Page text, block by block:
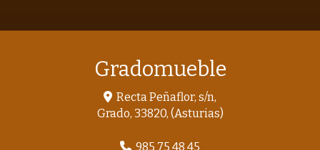
Gradomueble
Recta Peñaflor, s/n,
Grado, 33820, (Asturias)
985 75 48 45